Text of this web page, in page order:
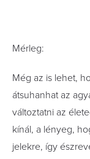
Mérleg:
Még az is lehet,
átsuhanhat az
változtatni az
kínál, a lényeg,
jelekre, így